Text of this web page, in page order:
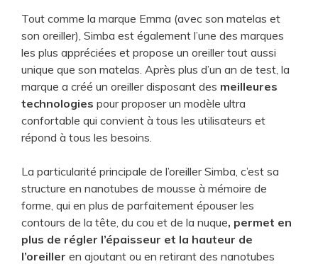
​Tout comme la marque Emma (avec son matelas et
son oreiller), Simba est également l’une des marques
les plus appréciées et propose un oreiller tout aussi
unique que son matelas. Après plus d’un an de test, la
marque a créé un oreiller disposant des meilleures
technologies pour proposer un modèle ultra
confortable qui convient à tous les utilisateurs et
répond à tous les besoins.
La particularité principale de l’oreiller Simba, c’est sa
structure en nanotubes de mousse à mémoire de
forme, qui en plus de parfaitement épouser les
contours de la tête, du cou et de la nuque, permet en
plus de régler l’épaisseur et la hauteur de
l’oreiller en ajoutant ou en retirant des nanotubes